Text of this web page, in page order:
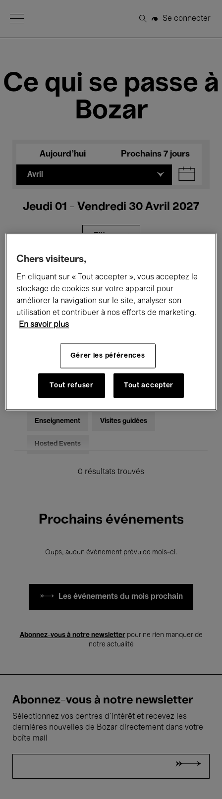
Open Menu
Rechercher
Se connecter
Ce qui se passe à
Bozar
Aujourd'hui Prochains 7 jours
Avril
Jeudi 01 - Vendredi 30 Avril 2027
Filtres
Expositions Films Performances
Rencontres & Débats Jazz
Musique électronique
Pour tous Kids’ Palace
Enseignement Visites guidées
Hosted Events
0 résultats trouvés
Prochains événements
Oups, aucun événement prévu ce mois-ci.
Les événements du mois prochain
Abonnez-vous à notre newsletterpour ne rien manquer de
notre actualité
Abonnez-vous à notre newsletter
Sélectionnez vos centres d'intérêt et recevez les
dernières nouvelles de Bozar directement dans votre
boîte mail
Chers visiteurs,
En cliquant sur « Tout accepter », vous acceptez le
stockage de cookies sur votre appareil pour
améliorer la navigation sur le site, analyser son
utilisation et contribuer à nos efforts de marketing.
En savoir plus
Gérer les péférences
Tout refuser Tout accepter